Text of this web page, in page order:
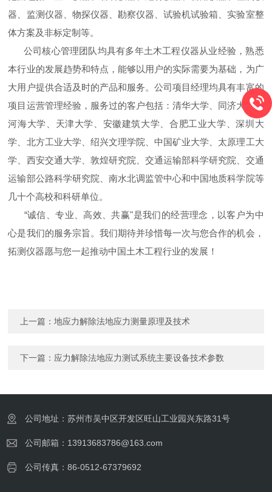
器、监测仪器、物探仪器、勘察仪器、试验机试验箱、实验室整
体方案及非标定制等。
公司核心管理团队均具有多年土木工程仪器从业经验，熟悉
本行业的发展趋势和特点，能够以用户的实际需要为基础，为广
大用户提供合适及时的产品和服务。公司项目经理均具有丰富的
项目运营管理经验，服务过的客户包括：清华大学、同济大学、
河海大学、天津大学、安徽建筑大学、合肥工业大学、深圳大
学、北方工业大学、绍兴文理学院、中国矿业大学、太原理工大
学、西安交通大学、敦煌研究院、交通运输部科学研究院、交通
运输部公路科学研究院、南水北调监管中心和中国地质科学院等
几十个高校和科研单位。
“诚信、专业、高效、共赢"是我们的经营理念，以客户为中
心是我们的服务宗旨。我们期待并珍惜每一次与您合作的机会，
拓测仪器愿与您一起推动中国土木工程行业的发展！
上一篇：地应力解除法地应力测量原理及技术
下一篇： 应力解除法地应力测试系统主要设备技术参数
公司地址：苏州市吴中区开发区旺山工业园兴东路31号
公司邮箱：13913683786@163.com
公司传真：86-0512-67379692